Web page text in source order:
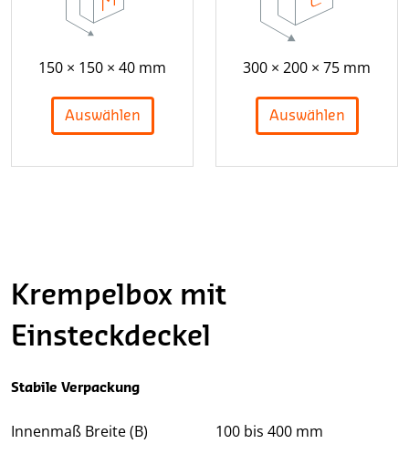
150 × 150 × 40 mm
Auswählen
300 × 200 × 75 mm
Auswählen
Krempelbox mit
Einsteckdeckel
Stabile Verpackung
Innenmaß Breite (B)
100 bis 400 mm